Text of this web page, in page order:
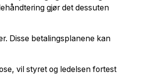
gjør det dessuten
Disse betalingsplanene kan
vil styret og ledelsen fortest